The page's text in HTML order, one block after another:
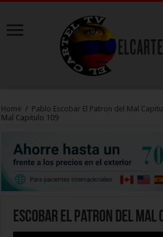
Home / Pablo Escobar El Patron del Mal
Mal Capitulo 109
Escobar El Patron del Mal